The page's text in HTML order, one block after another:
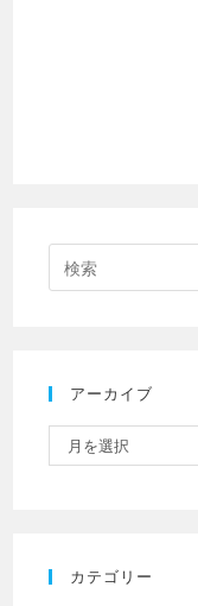
アーカイブ
月を選択
カテゴリー